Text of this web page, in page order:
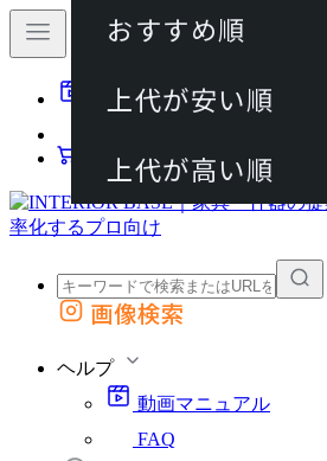
動画マニュアル
カート
外部サイトの商品をカートに追加
画像検索
ヘルプ
動画マニュアル
FAQ
おすすめ順
上代が安い順
上代が高い順